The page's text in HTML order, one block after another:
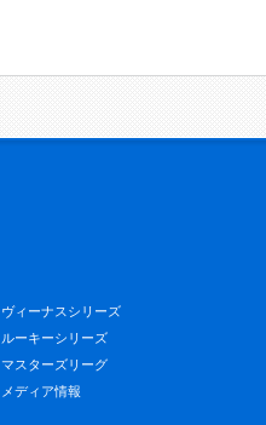
ヴィーナスシリーズ
ルーキーシリーズ
マスターズリーグ
メディア情報